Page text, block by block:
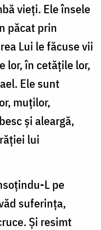
vieți. Ele însele
păcat prin
Lui le făcuse vii
lor, în cetățile lor,
Ele sunt
muților,
și aleargă,
lui
L pe
suferința,
Și resimt